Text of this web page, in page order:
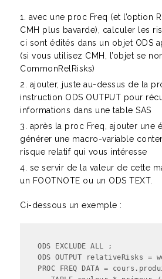
avec une proc Freq (et l’option
CMH plus bavarde), calculer les
ci sont édités dans un objet ODS
(si vous utilisez CMH, l’objet se
CommonRelRisks)
ajouter, juste au-dessus de la
instruction ODS OUTPUT pour
informations dans une table SAS
après la proc Freq, ajouter une
générer une macro-variable
risque relatif qui vous intéresse
se servir de la valeur de cette
un FOOTNOTE ou un ODS TEXT.
Ci-dessous un exemple :
ODS EXCLUDE ALL ;
ODS OUTPUT relativeRisks =
PROC FREQ DATA =